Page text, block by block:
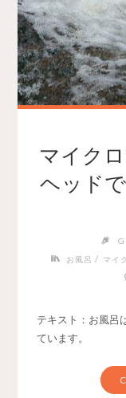
マイク
ヘッド
お風呂 / マイ
テキスト：お風呂
ています。